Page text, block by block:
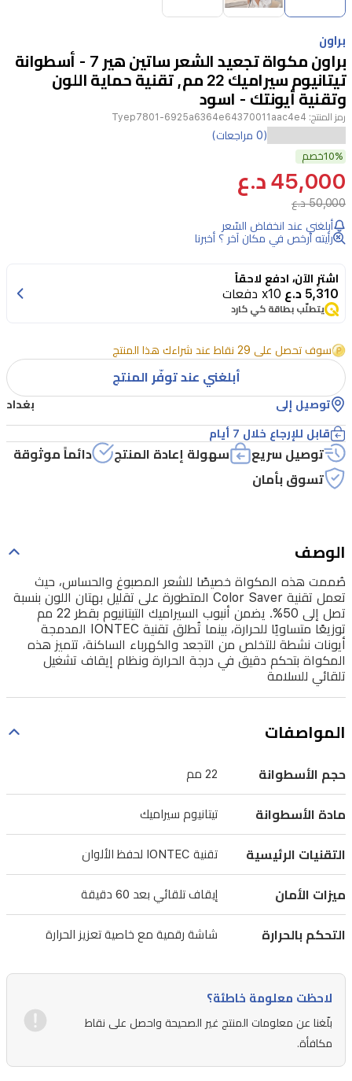
1
of
3
براون
براون مكواة تجعيد الشعر ساتين هير 7 - أسطوانة
تيتانيوم سيراميك 22 مم, تقنية حماية اللون
وتقنية أيونتك - اسود
رمز المنتج: Tyep7801-6925a6364e64370011aac4e4
هذه
المكواة
خصيصًا
للشعر
والحساس،
حيث
تقنية
Color
Saver
المتطورة
على
تقليل
بهتان
اللون
إلى
50%.
يضمن
أنبوب
السيراميك
التيتانيوم
بقطر
مم
متساويًا
للحرارة،
بينما
تُطلق
تقنية
IONTEC
المدمجة
أيونات
(0 مراجعات)
10%خصم
45,000 د.ع
50,000 د.ع
أبلغني عند انخفاض السّعر
رأيته أرخص في مكان آخر ؟ أخبرنا
اشترِ الآن، ادفع لاحقاً
5,310 د.ع x10 دفعات
يتطلّب بطاقة كي كارد
سوف تحصل على 29 نقاط عند شراءك هذا المنتج
أبلغني عند توفّر المنتج
توصيل إلى بغداد
قابل للإرجاع خلال 7 أيام
توصيل سريع سهولة إعادة المنتج
دائماً موثوقة
تسوق بأمان
الوصف
صُممت هذه المكواة خصيصًا للشعر المصبوغ والحساس، حيث
تعمل تقنية Color Saver المتطورة على تقليل بهتان اللون بنسبة
تصل إلى 50%. يضمن أنبوب السيراميك التيتانيوم بقطر 22 مم
توزيعًا متساويًا للحرارة، بينما تُطلق تقنية IONTEC المدمجة
أيونات نشطة للتخلص من التجعد والكهرباء الساكنة، تتميز هذه
المكواة بتحكم دقيق في درجة الحرارة ونظام إيقاف تشغيل
تلقائي للسلامة
المواصفات
حجم الأسطوانة 22 مم
مادة الأسطوانة تيتانيوم سيراميك
التقنيات الرئيسية تقنية IONTEC لحفظ الألوان
ميزات الأمان إيقاف تلقائي بعد 60 دقيقة
التحكم بالحرارة شاشة رقمية مع خاصية تعزيز الحرارة
لاحظت معلومة خاطئة؟
بلّغنا عن معلومات المنتج غير الصحيحة واحصل على نقاط
مكافأة.